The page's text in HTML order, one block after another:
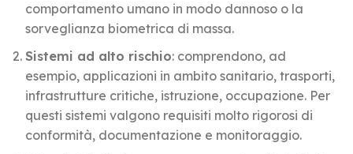
comportamento umano in modo dannoso o la
sorveglianza biometrica di massa.
Sistemi ad alto rischio: comprendono, ad
esempio, applicazioni in ambito sanitario, trasporti,
infrastrutture critiche, istruzione, occupazione. Per
questi sistemi valgono requisiti molto rigorosi di
conformità, documentazione e monitoraggio.